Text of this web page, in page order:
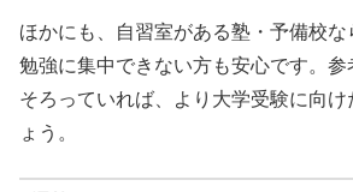
ほかにも、自習室がある塾・予備校な
勉強に集中できない方も安心です。
そろっていれば、より大学受験に向
ょう。